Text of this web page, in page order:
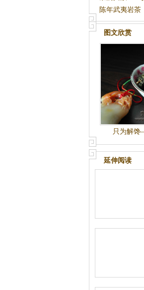
陈年武夷岩茶
图文欣赏
只为解
延伸阅读
政治家、教育
孔子的学生，
新上市的大
武夷山山清水
理武夷山市位